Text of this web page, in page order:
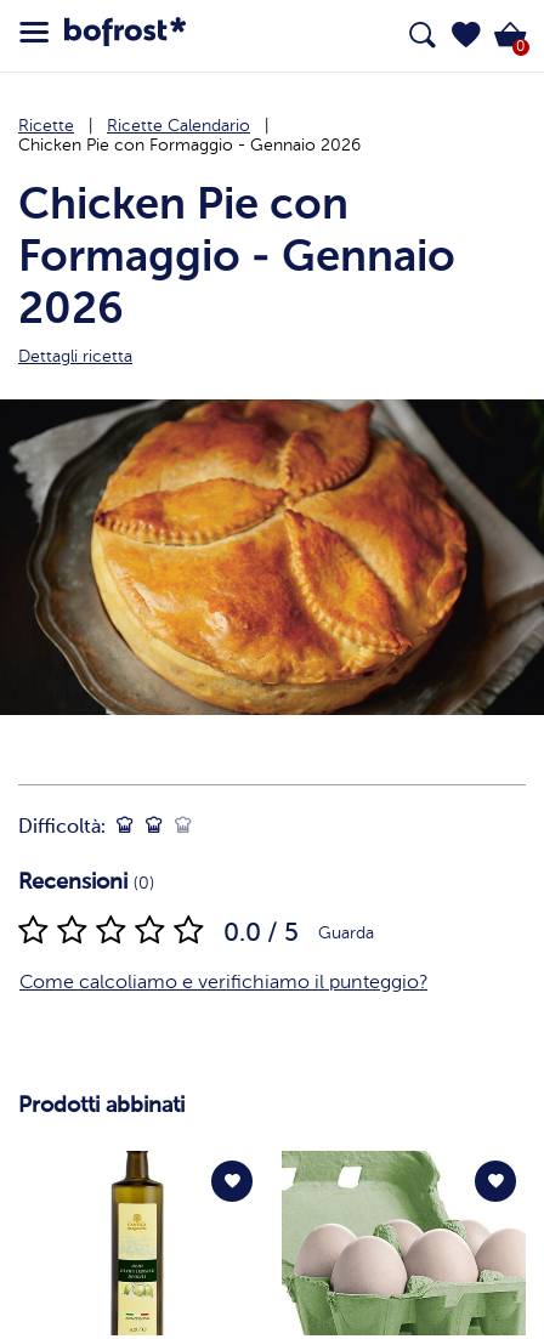
0
Ricette
Ricette Calendario
Chicken Pie con Formaggio - Gennaio 2026
Chicken Pie con
Formaggio - Gennaio
2026
Dettagli ricetta
Difficoltà:
Recensioni (0)
0.0 / 5 Guarda
Come calcoliamo e verifichiamo il punteggio?
Prodotti abbinati